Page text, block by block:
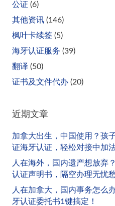
公证 (6)
其他资讯(146)
枫叶卡续签(5)
海牙认证服务 (39)
翻译 (50)
证书及文件代办(20)
近期文章
加拿大出生，中国使用？孩
证海牙认证，轻松对接中加法
人在海外，国内遗产想放弃
认证声明书，隔空办理无忧愁
人在加拿大，国内事务怎么
牙认证委托书1键搞定！